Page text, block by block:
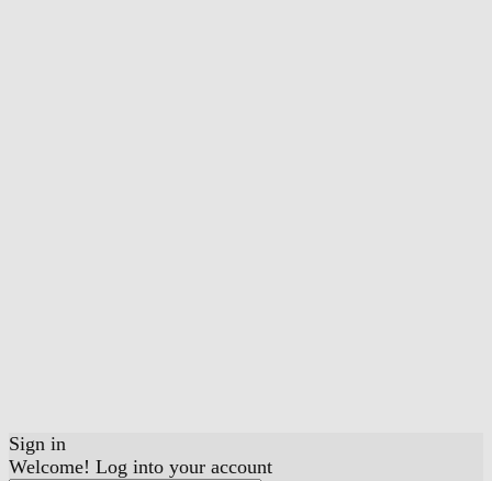
Sign in
Welcome! Log into your account